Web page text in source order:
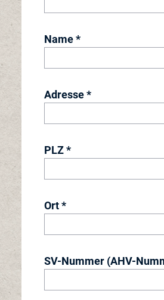
Name *
Adresse *
PLZ *
Ort *